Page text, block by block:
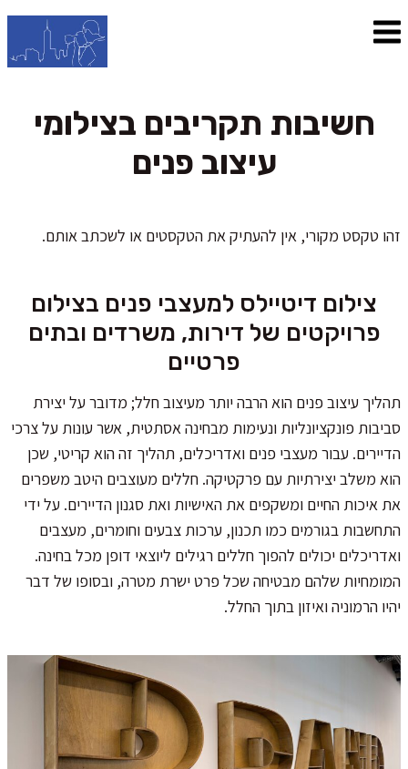
חשיבות תקריבים בצילומי
עיצוב פנים
זהו טקסט מקורי, אין להעתיק את הטקסטים או לשכתב אותם.
צילום דיטיילס למעצבי פנים בצילום
פרויקטים של דירות, משרדים ובתים
פרטיים
תהליך עיצוב פנים הוא הרבה יותר מעיצוב חלל; מדובר על יצירת
סביבות פונקציונליות ונעימות מבחינה אסתטית, אשר עונות על צרכי
הדיירים. עבור מעצבי פנים ואדריכלים, תהליך זה הוא קריטי, שכן
הוא משלב יצירתיות עם פרקטיקה. חללים מעוצבים היטב משפרים
את איכות החיים ומשקפים את האישיות ואת סגנון הדיירים. על ידי
התחשבות בגורמים כמו תכנון, ערכות צבעים וחומרים, מעצבים
ואדריכלים יכולים להפוך חללים רגילים ליוצאי דופן מכל בחינה.
המומחיות שלהם מבטיחה שכל פרט ישרת מטרה, ובסופו של דבר
יהיו הרמוניה ואיזון בתוך החלל.